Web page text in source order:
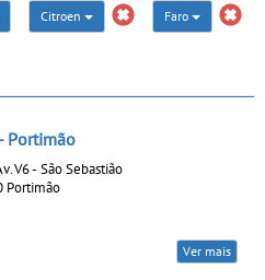
Citroen Faro
Portimão
V6 - São Sebastião
Portimão
Ver mais